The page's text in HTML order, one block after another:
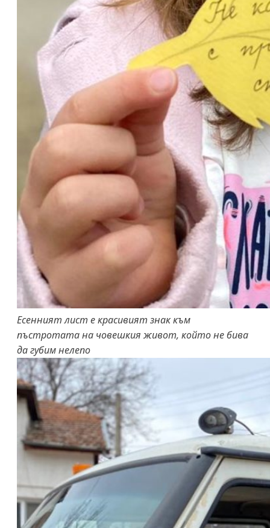
Есенният лист е красивият знак към
пъстротата на човешкия живот, който не бива
да губим нелепо